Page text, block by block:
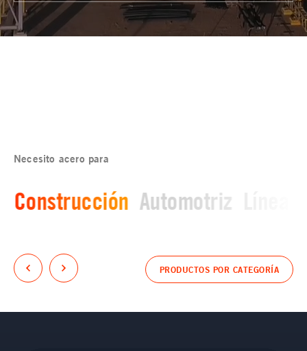
Necesito acero para
Construcción Automotriz
PRODUCTOS POR CATEGORÍA